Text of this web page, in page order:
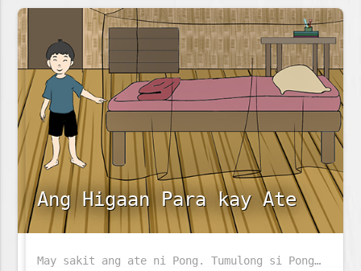
Ang Higaan Para kay Ate
May sakit ang ate ni Pong. Tumulong si Pong sa kaniyang ina upang ihanda ang higaan ng kaniyang ate.